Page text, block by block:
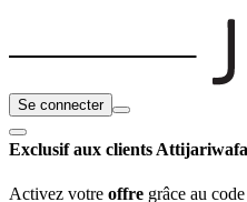
Se connecter
Exclusif aux clients
Activez votre offre grâce au